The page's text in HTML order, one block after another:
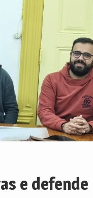
e defende